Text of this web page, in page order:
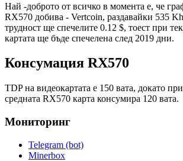
Най -доброто от всичко в момента е, че
RX570 добива - Vertcoin, раздавайки 535
трудност ще спечелите 0.12 $, тоест при
картата ще бъде спечелена след 2019 дни.
Консумация RX570
TDP на видеокартата е 150 вата, докато
средната RX570 карта консумира 120 вата.
Мониторинг
Telegram (bot)
Minerbox